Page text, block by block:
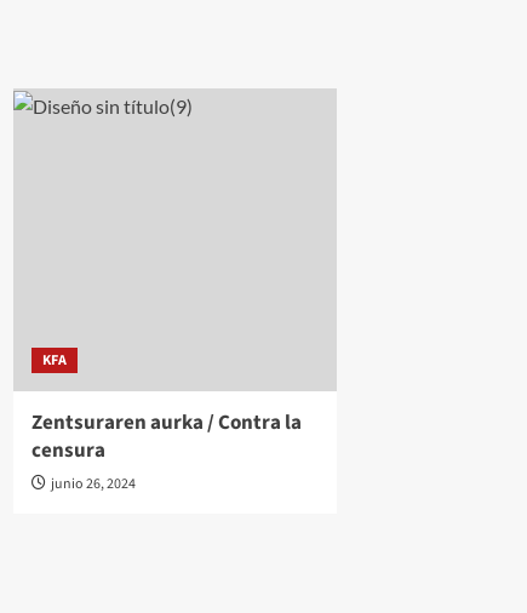
KFA
Zentsuraren aurka / Contra la
censura
junio 26, 2024